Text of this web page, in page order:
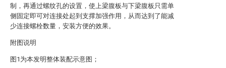
制，再通过螺纹孔的设置，使上梁腹板与下梁腹板只需单
侧固定即可对连接处起到支撑加强作用，从而达到了能减
少连接螺栓数量，安装方便的效果。
附图说明
图1为本发明整体装配示意图；